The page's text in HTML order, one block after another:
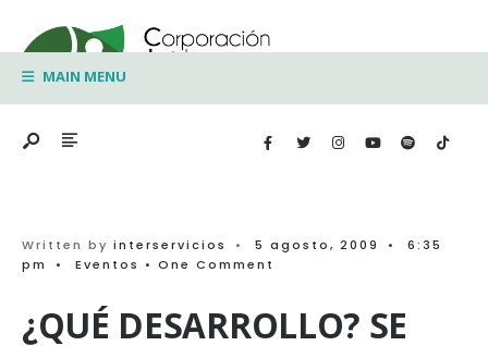
to
contentMAIN MENU
Written by interservicios • 5 agosto, 2009 •
6:35
pm
• Eventos • One Comment
¿QUÉ DESARROLLO? SE
for: